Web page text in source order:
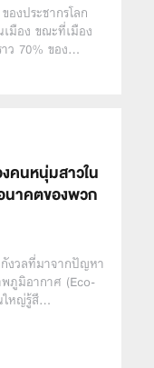
องประชากรโลก
มือง ขณะที่เมือง
ว 70% ของ…
คนหนุ่มสาวใน
นาคตของพวก
งวลที่มาจากปัญหา
ภูมิอากาศ (Eco-
ใหญ่รู้สึ…